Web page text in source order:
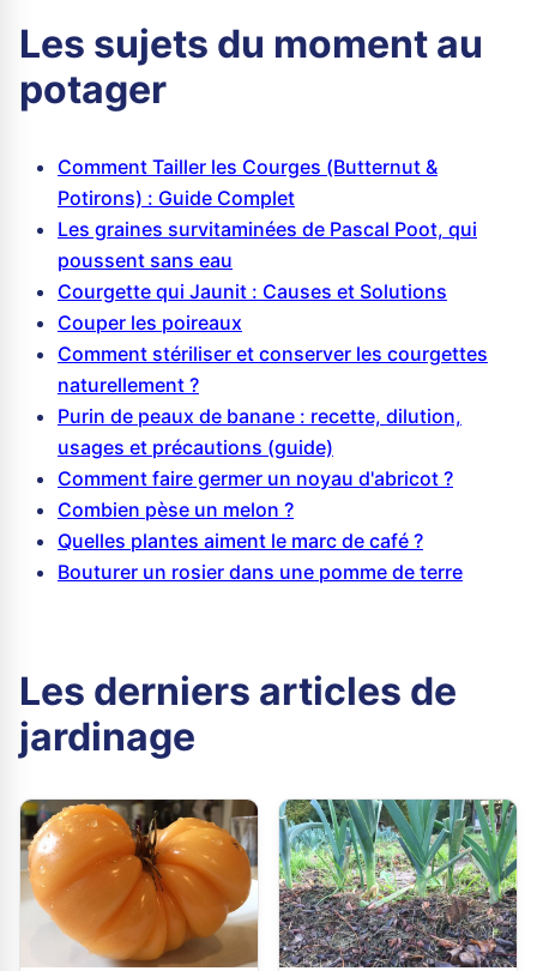
Les sujets du moment au
potager
Comment Tailler les Courges (Butternut &
Potirons) : Guide Complet
Les graines survitaminées de Pascal Poot, qui
poussent sans eau
Courgette qui Jaunit : Causes et Solutions
Couper les poireaux
Comment stériliser et conserver les courgettes
naturellement ?
Purin de peaux de banane : recette, dilution,
usages et précautions (guide)
Comment faire germer un noyau d'abricot ?
Combien pèse un melon ?
Quelles plantes aiment le marc de café ?
Bouturer un rosier dans une pomme de terre
Les derniers articles de
jardinage